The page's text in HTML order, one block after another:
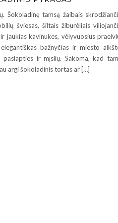
Šokoladinę tamsą žaibais
šviesas, šiltais žiburėliais
jaukias kavinukes, vėlyvuosius
bažnyčias ir miesto
ir mįslių. Sakoma, kad
argi šokoladinis tortas ar […]